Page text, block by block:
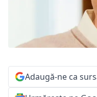
Adaugă-ne ca